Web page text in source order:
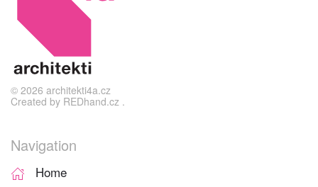
© 2026 architekti4a.cz
Created by REDhand.cz .
Navigation
Home